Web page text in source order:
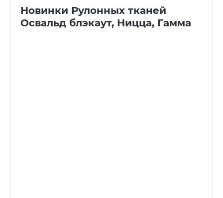
Новинки Рулонных тканей
Освальд блэкаут, Ницца, Гамма